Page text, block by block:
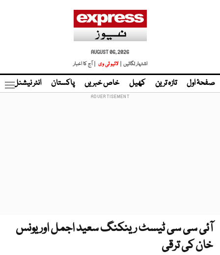
AUGUST 06, 2026
اشتہار لگائیں |
لائیو ٹی وی | آج کا اخبار
صفحۂ اول تازہ ترین کھیل خاص خبریں پاکستان انٹر نیشنل
آئی سی سی ٹیسٹ رینکنگ سعید اجمل اور یونس
خان کی ترقی